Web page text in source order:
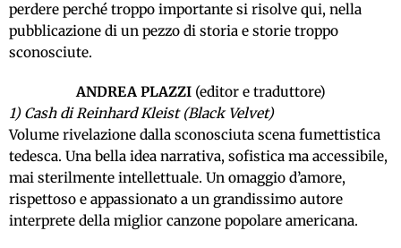
perdere perché troppo importante si risolve qui, nella
pubblicazione di un pezzo di storia e storie troppo
sconosciute.
ANDREA PLAZZI(editor e traduttore)
1) Cash di Reinhard Kleist (Black Velvet)
Volume rivelazione dalla sconosciuta scena fumettistica
tedesca. Una bella idea narrativa, sofistica ma accessibile,
mai sterilmente intellettuale. Un omaggio d’amore,
rispettoso e appassionato a un grandissimo autore
interprete della miglior canzone popolare americana.